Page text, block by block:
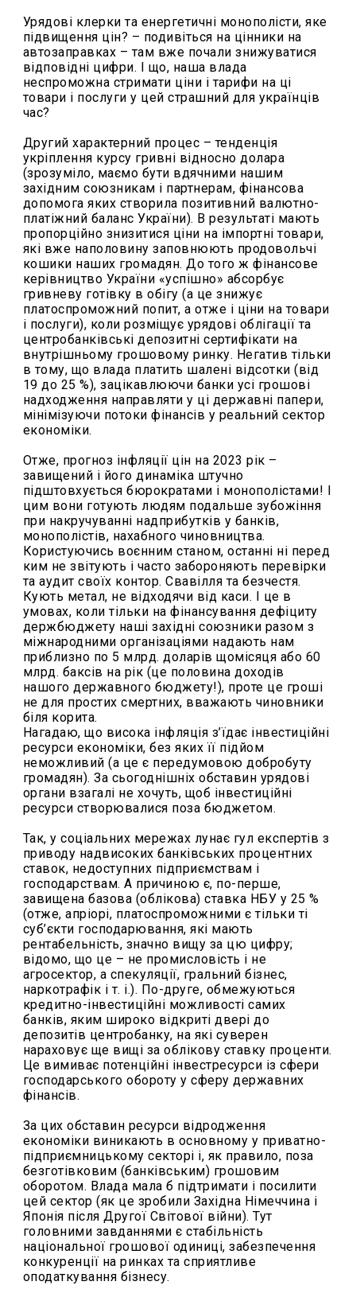
Урядові клерки та енергетичні монополісти, яке
підвищення цін? – подивіться на цінники на
автозаправках – там вже почали знижуватися
відповідні цифри. І що, наша влада
неспроможна стримати ціни і тарифи на ці
товари і послуги у цей страшний для українців
час?
Другий характерний процес – тенденція
укріплення курсу гривні відносно долара
(зрозуміло, маємо бути вдячними нашим
західним союзникам і партнерам, фінансова
допомога яких створила позитивний валютно-
платіжний баланс України). В результаті мають
пропорційно знизитися ціни на імпортні товари,
які вже наполовину заповнюють продовольчі
кошики наших громадян. До того ж фінансове
керівництво України «успішно» абсорбує
гривневу готівку в обігу (а це знижує
платоспроможний попит, а отже і ціни на товари
і послуги), коли розміщує урядові облігації та
центробанківські депозитні сертифікати на
внутрішньому грошовому ринку. Негатив тільки
в тому, що влада платить шалені відсотки (від
19 до 25 %), зацікавлюючи банки усі грошові
надходження направляти у ці державні папери,
мінімізуючи потоки фінансів у реальний сектор
економіки.
Отже, прогноз інфляції цін на 2023 рік –
завищений і його динаміка штучно
підштовхується бюрократами і монополістами! І
цим вони готують людям подальше зубожіння
при накручуванні надприбутків у банків,
монополістів, нахабного чиновництва.
Користуючись воєнним станом, останні ні перед
ким не звітують і часто забороняють перевірки
та аудит своїх контор. Свавілля та безчестя.
Кують метал, не відходячи від каси. І це в
умовах, коли тільки на фінансування дефіциту
держбюджету наші західні союзники разом з
міжнародними організаціями надають нам
приблизно по 5 млрд. доларів щомісяця або 60
млрд. баксів на рік (це половина доходів
нашого державного бюджету!), проте це гроші
не для простих смертних, вважають чиновники
біля корита.
Нагадаю, що висока інфляція з’їдає інвестиційні
ресурси економіки, без яких її підйом
неможливий (а це є передумовою добробуту
громадян). За сьогоднішніх обставин урядові
органи взагалі не хочуть, щоб інвестиційні
ресурси створювалися поза бюджетом.
Так, у соціальних мережах лунає гул експертів з
приводу надвисоких банківських процентних
ставок, недоступних підприємствам і
господарствам. А причиною є, по-перше,
завищена базова (облікова) ставка НБУ у 25 %
(отже, апріорі, платоспроможними є тільки ті
суб’єкти господарювання, які мають
рентабельність, значно вищу за цю цифру;
відомо, що це – не промисловість і не
агросектор, а спекуляції, гральний бізнес,
наркотрафік і т. і.). По-друге, обмежуються
кредитно-інвестиційні можливості самих
банків, яким широко відкриті двері до
депозитів центробанку, на які суверен
нараховує ще вищі за облікову ставку проценти.
Це вимиває потенційні інвестресурси із сфери
господарського обороту у сферу державних
фінансів.
За цих обставин ресурси відродження
економіки виникають в основному у приватно-
підприємницькому секторі і, як правило, поза
безготівковим (банківським) грошовим
оборотом. Влада мала б підтримати і посилити
цей сектор (як це зробили Західна Німеччина і
Японія після Другої Світової війни). Тут
головними завданнями є стабільність
національної грошової одиниці, забезпечення
конкуренції на ринках та сприятливе
оподаткування бізнесу.